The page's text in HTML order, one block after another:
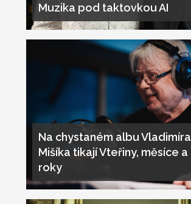
Muzika pod taktovkou AI
Na chystaném albu Vladimíra
Mišíka tikají Vteřiny, měsíce a
roky